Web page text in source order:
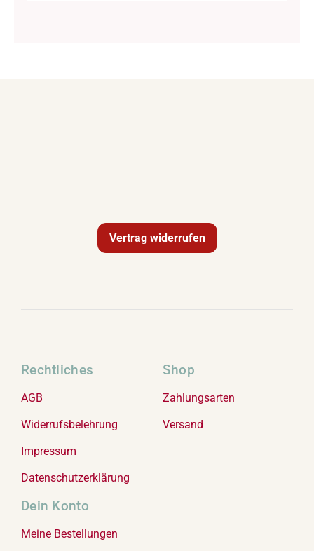
Vertrag widerrufen
Rechtliches
AGB
Widerrufsbelehrung
Impressum
Datenschutzerklärung
Shop
Zahlungsarten
Versand
Dein Konto
Meine Bestellungen